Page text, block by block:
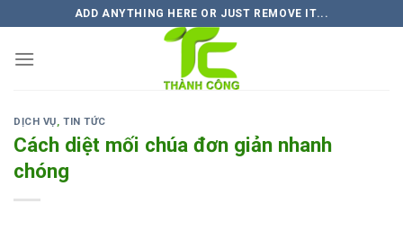
to
content
ADD ANYTHING HERE OR JUST REMOVE IT...
DỊCH VỤ,TIN TỨC
Cách diệt mối chúa đơn giản nhanh
chóng